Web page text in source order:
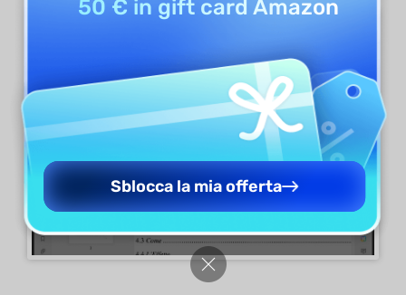
50 € in gift card Amazon
Sblocca la mia offerta